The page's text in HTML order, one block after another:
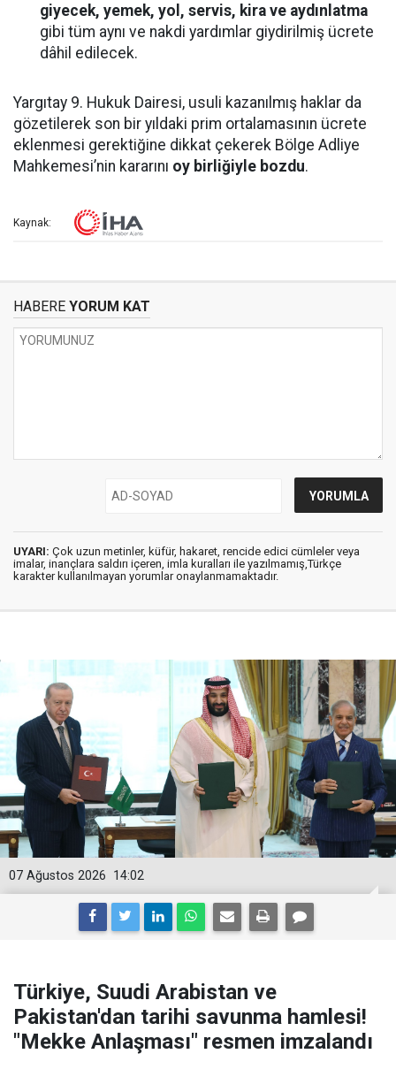
giyecek, yemek, yol, servis, kira ve aydınlatma
gibi tüm aynı ve nakdi yardımlar giydirilmiş ücrete
dâhil edilecek.
Yargıtay 9. Hukuk Dairesi, usuli kazanılmış haklar da
gözetilerek son bir yıldaki prim ortalamasının ücrete
eklenmesi gerektiğine dikkat çekerek Bölge Adliye
Mahkemesi’nin kararını oy birliğiyle bozdu.
Kaynak:
HABERE YORUM KAT
UYARI: Çok uzun metinler, küfür, hakaret, rencide edici cümleler veya
imalar, inançlara saldırı içeren, imla kuralları ile yazılmamış,Türkçe
karakter kullanılmayan yorumlar onaylanmamaktadır.
14:02
07 Ağustos 2026
Türkiye, Suudi Arabistan ve
Pakistan'dan tarihi savunma hamlesi!
"Mekke Anlaşması" resmen imzalandı